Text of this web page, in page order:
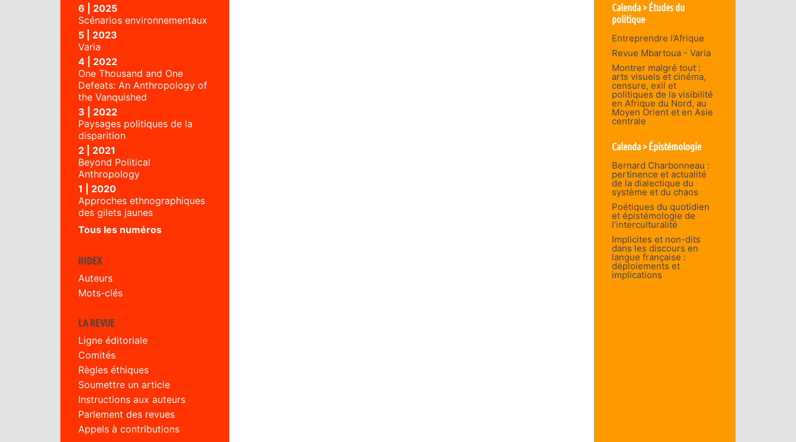
6 | 2025
Scénarios environnementaux
5 | 2023
Varia
4 | 2022
One Thousand and One
Defeats: An Anthropology of
the Vanquished
3 | 2022
Paysages politiques de la
disparition
2 | 2021
Beyond Political
Anthropology
1 | 2020
Approches ethnographiques
des gilets jaunes
Tous les numéros
INDEX
Auteurs
Mots-clés
LA REVUE
Ligne éditoriale
Comités
Règles éthiques
Soumettre un article
Instructions aux auteurs
Parlement des revues
Appels à contributions
Calenda > Études du
politique
Entreprendre l’Afrique
Revue Mbartoua - Varia
Montrer malgré tout :
arts visuels et cinéma,
censure, exil et
politiques de la visibilité
en Afrique du Nord, au
Moyen Orient et en Asie
centrale
Calenda > Épistémologie
Bernard Charbonneau :
pertinence et actualité
de la dialectique du
système et du chaos
Poétiques du quotidien
et épistémologie de
l’interculturalité
Implicites et non-dits
dans les discours en
langue française :
déploiements et
implications